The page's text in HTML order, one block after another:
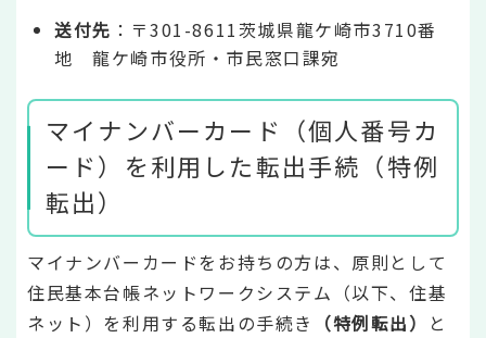
送付先 ：〒301-8611茨城県龍ケ崎市3710番
地 龍ケ崎市役所・市民窓口課宛
マイナンバーカード（個人番号カ
ード）を利用した転出手続（特例
転出）
マイナンバーカードをお持ちの方は、原則として
住民基本台帳ネットワークシステム（以下、住基
ネット）を利用する転出の手続き
（特例転出）
と